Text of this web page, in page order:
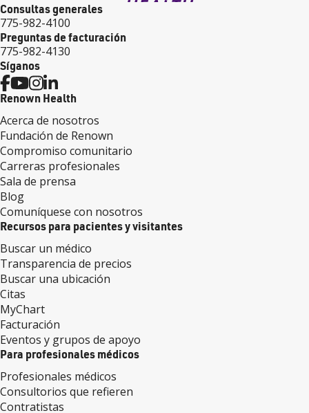
Consultas generales
775-982-4100
Preguntas de facturación
775-982-4130
Síganos
Renown Health
Acerca de nosotros
Fundación de Renown
Compromiso comunitario
Carreras profesionales
Sala de prensa
Blog
Comuníquese con nosotros
Recursos para pacientes y visitantes
Buscar un médico
Transparencia de precios
Buscar una ubicación
Citas
MyChart
Facturación
Eventos y grupos de apoyo
Para profesionales médicos
Profesionales médicos
Consultorios que refieren
Contratistas